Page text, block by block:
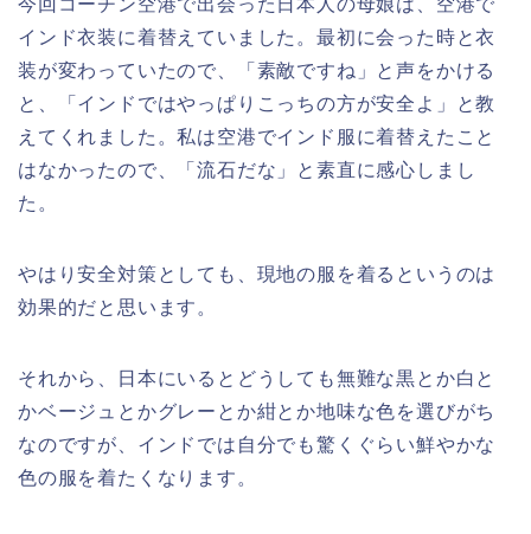
インド衣装に着替えていました。最初に会った時と衣
装が変わっていたので、「素敵ですね」と声をかける
と、「インドではやっぱりこっちの方が安全よ」と教
えてくれました。私は空港でインド服に着替えたこと
はなかったので、「流石だな」と素直に感心しまし
た。
やはり安全対策としても、現地の服を着るというのは
効果的だと思います。
それから、日本にいるとどうしても無難な黒とか白と
かベージュとかグレーとか紺とか地味な色を選びがち
なのですが、インドでは自分でも驚くぐらい鮮やかな
色の服を着たくなります。